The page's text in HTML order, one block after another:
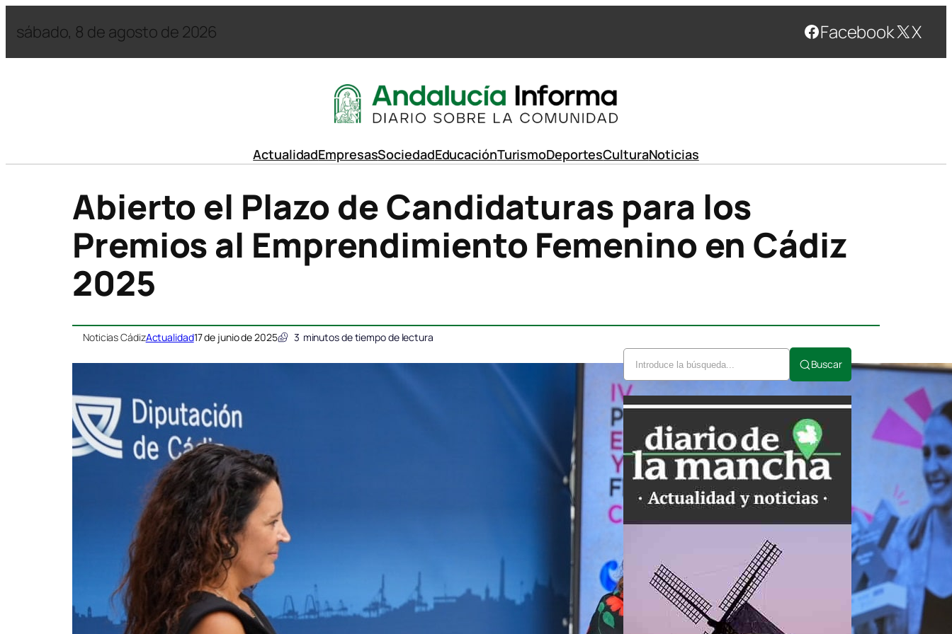
sábado, 8 de agosto de 2026 Facebook X
ActualidadEmpresasSociedadEducaciónTurismoDeportesCulturaNoticias
Abierto el Plazo de Candidaturas para los
Premios al Emprendimiento Femenino en Cádiz
2025
Noticias CádizActualidad17 de junio de 2025 3 minutos de tiempo de lectura
Buscar